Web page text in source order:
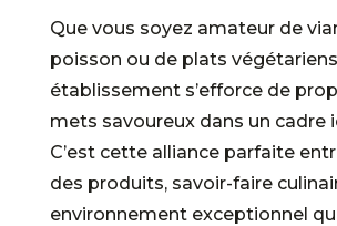
Que vous soyez amateur de
poisson ou de plats
établissement s’efforce de
mets savoureux dans un cadre
C’est cette alliance parfaite
des produits, savoir-faire
environnement exceptionnel